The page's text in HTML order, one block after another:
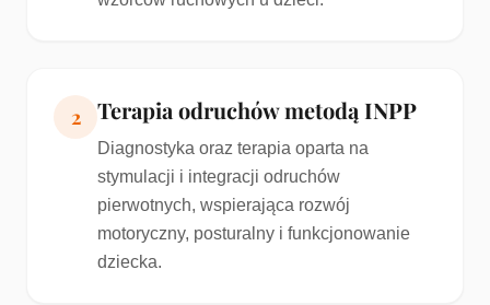
2 Terapia odruchów metodą INPP
Diagnostyka oraz terapia oparta na
stymulacji i integracji odruchów
pierwotnych, wspierająca rozwój
motoryczny, posturalny i funkcjonowanie
dziecka.